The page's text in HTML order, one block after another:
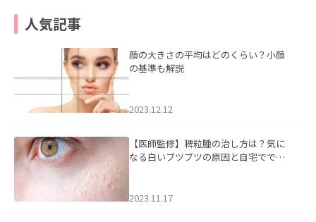
人気記事
顔の大きさの平均はどのくらい？小顔
の基準も解説
2023.12.12
【医師監修】稗粒腫の治し方は？気に
なる白いブツブツの原因と自宅ででき
2023.11.17